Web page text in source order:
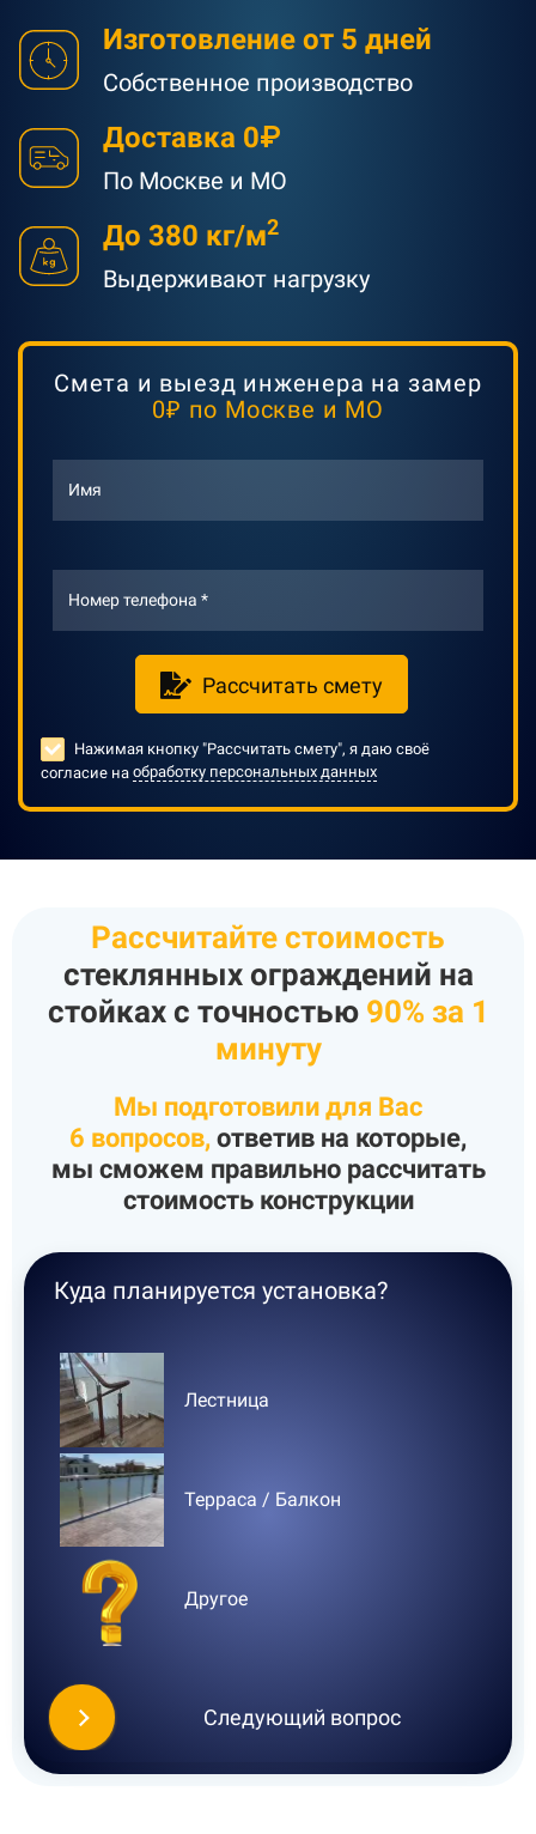
Изготовление от 5 дней
Собственное производство
Доставка 0₽
По Москве и МО
До 380 кг/м2
Выдерживают нагрузку
Смета и выезд инженера на замер
0₽ по Москве и МО
Имя
Номер телефона *
Рассчитать смету
Нажимая кнопку "Рассчитать смету", я даю своё
согласие на обработку персональных данных
Рассчитайте стоимость
стеклянных ограждений на
стойках с точностью90% за 1
минуту
Мы подготовили для Вас
6 вопросов, ответив на которые,
мы сможем правильно рассчитать
стоимость конструкции
Куда планируется установка?
Лестница
Терраса / Балкон
Другое
Следующий вопрос